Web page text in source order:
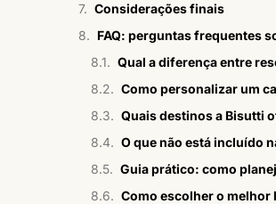
Considerações finais
FAQ: perguntas frequentes
Qual a diferença entre
Como personalizar um
Quais destinos a Bisutti
O que não está incluído
Guia prático: como
Como escolher o melhor